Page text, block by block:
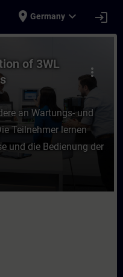
place Germany expand_more login
operation of
more_vert
of 3WL
an Wartungs- und
Teilnehmer lernen
und die Bedienung der